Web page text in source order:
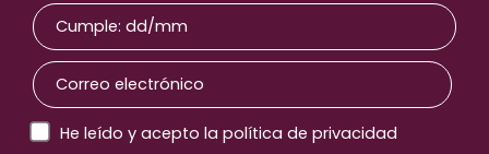
He leído y acepto la política de privacidad